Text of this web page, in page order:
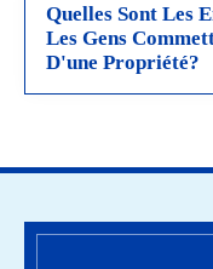
Quelles Sont Les
Les Gens
D'une Propriété?